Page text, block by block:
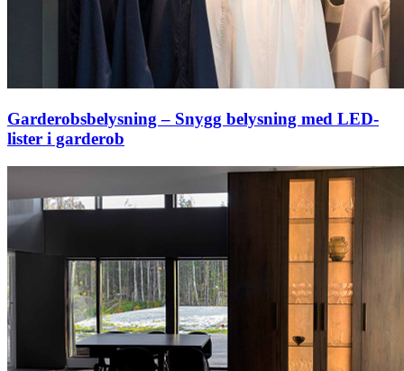
Garderobsbelysning – Snygg belysning med LED-
lister i garderob